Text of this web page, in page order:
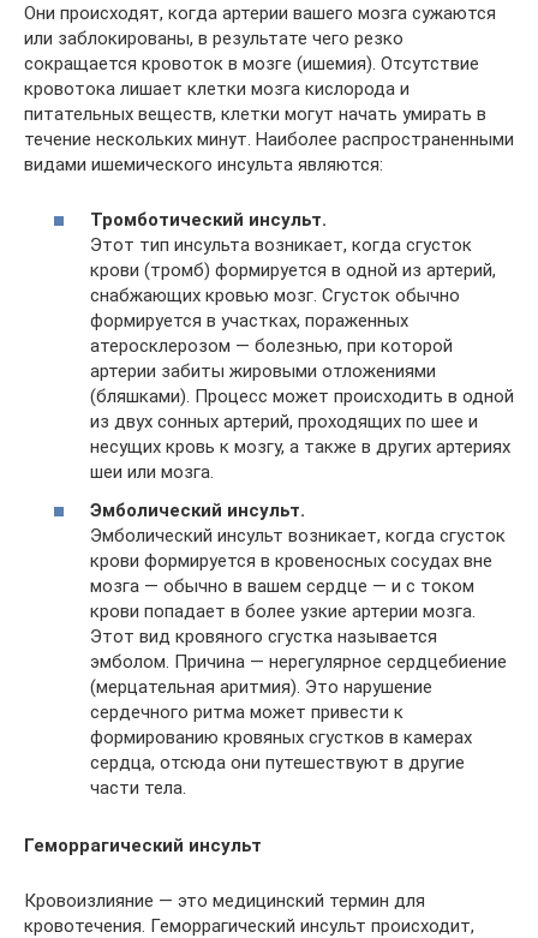
Они происходят, когда артерии вашего мозга сужаются
или заблокированы, в результате чего резко
сокращается кровоток в мозге (ишемия). Отсутствие
кровотока лишает клетки мозга кислорода и
питательных веществ, клетки могут начать умирать в
течение нескольких минут. Наиболее распространенными
видами ишемического инсульта являются:
Тромботический инсульт.
Этот тип инсульта возникает, когда сгусток
крови (тромб) формируется в одной из артерий,
снабжающих кровью мозг. Сгусток обычно
формируется в участках, пораженных
атеросклерозом — болезнью, при которой
артерии забиты жировыми отложениями
(бляшками). Процесс может происходить в одной
из двух сонных артерий, проходящих по шее и
несущих кровь к мозгу, а также в других артериях
шеи или мозга.
Эмболический инсульт.
Эмболический инсульт возникает, когда сгусток
крови формируется в кровеносных сосудах вне
мозга — обычно в вашем сердце — и с током
крови попадает в более узкие артерии мозга.
Этот вид кровяного сгустка называется
эмболом. Причина — нерегулярное сердцебиение
(мерцательная аритмия). Это нарушение
сердечного ритма может привести к
формированию кровяных сгустков в камерах
сердца, отсюда они путешествуют в другие
части тела.
Геморрагический инсульт
Кровоизлияние — это медицинский термин для
кровотечения. Геморрагический инсульт происходит,